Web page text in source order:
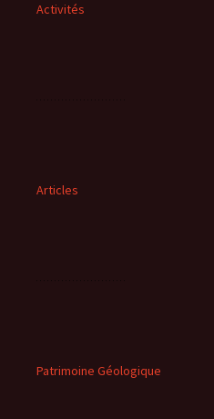
Activités
Articles
Patrimoine Géologique